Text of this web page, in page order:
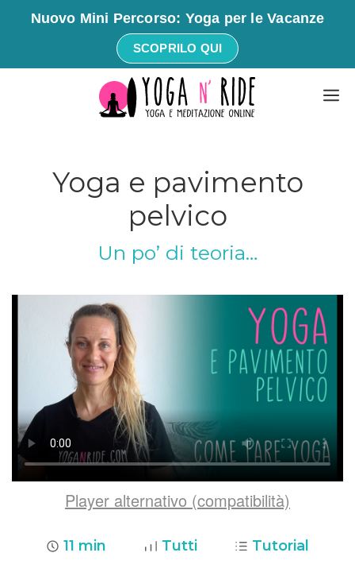
Nuovo Mini Percorso: Yoga per le Vacanze
SCOPRILO QUI
Yoga e pavimento
pelvico
Un po’ di teoria…
Player alternativo (compatibilità)
11 min Tutti Tutorial